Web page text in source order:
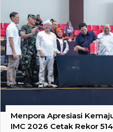
Menpora Apresiasi
IMC 2026 Cetak Rekor